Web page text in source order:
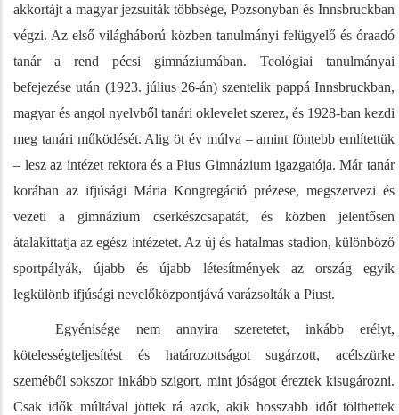
akkortájt a magyar jezsuiták többsége, Pozsonyban és Innsbruckban
végzi. Az első világháború közben tanulmányi felügyelő és óraadó
tanár a rend pécsi gimnáziumában. Teológiai tanulmányai
befejezése után (1923. július 26-án) szentelik pappá Innsbruckban,
magyar és angol nyelvből tanári oklevelet szerez, és 1928-ban kezdi
meg tanári működését. Alig öt év múlva – amint föntebb említettük
– lesz az intézet rektora és a Pius Gimnázium igazgatója. Már tanár
korában az ifjúsági Mária Kongregáció prézese, megszervezi és
vezeti a gimnázium cserkészcsapatát, és közben jelentősen
átalakíttatja az egész intézetet. Az új és hatalmas stadion, különböző
sportpályák, újabb és újabb létesítmények az ország egyik
legkülönb ifjúsági nevelőközpontjává varázsolták a Piust.
Egyénisége nem annyira szeretetet, inkább erélyt,
kötelességteljesítést és határozottságot sugárzott, acélszürke
szeméből sokszor inkább szigort, mint jóságot éreztek kisugározni.
Csak idők múltával jöttek rá azok, akik hosszabb időt tölthettek